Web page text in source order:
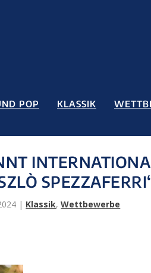
POP KLASSIK
| Klassik,Wettbewerbe